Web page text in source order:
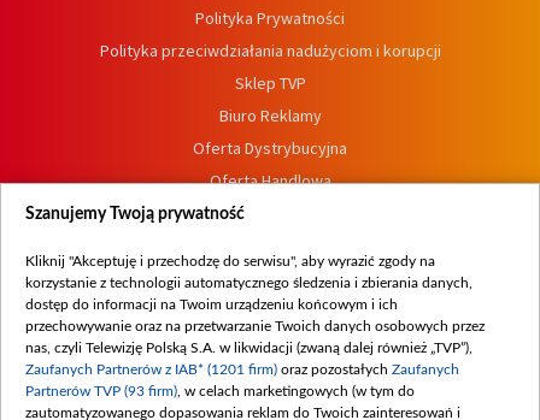
Polityka Prywatności
Polityka przeciwdziałania nadużyciom i korupcji
Sklep TVP
Biuro Reklamy
Oferta Dystrybucyjna
Oferta Handlowa
Dostępność
Procedura zgłoszeń wewnętrznych
Szanujemy Twoją prywatność
Kliknij "Akceptuję i przechodzę do serwisu", aby wyrazić zgody na
korzystanie z technologii automatycznego śledzenia i zbierania danych,
dostęp do informacji na Twoim urządzeniu końcowym i ich
przechowywanie oraz na przetwarzanie Twoich danych osobowych przez
nas, czyli Telewizję Polską S.A. w likwidacji (zwaną dalej również „TVP”),
Zaufanych Partnerów z IAB* (1201 firm) oraz pozostałych Zaufanych
Partnerów TVP (93 firm) , w celach marketingowych (w tym do
zautomatyzowanego dopasowania reklam do Twoich zainteresowań i